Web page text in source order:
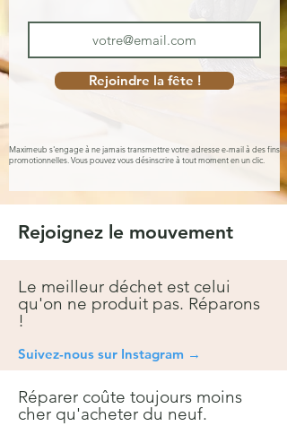
Rejoindre la fête !
Maximeub s'engage à ne jamais transmettre votre adresse e-mail à des fins
promotionnelles. Vous pouvez vous désinscrire à tout moment en un clic.
Rejoignez le mouvement
Le meilleur déchet est celui
qu'on ne produit pas. Réparons
!
Suivez-nous sur Instagram →
Réparer coûte toujours moins
cher qu'acheter du neuf.